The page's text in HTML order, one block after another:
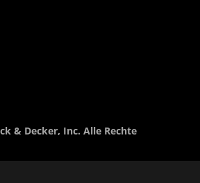
& Decker, Inc. Alle Rechte